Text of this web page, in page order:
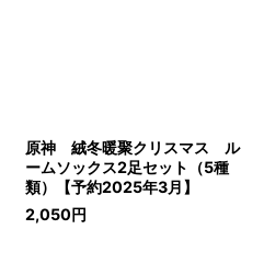
原神 絨冬暖聚クリスマス ル
ームソックス2足セット（5種
類）【予約2025年3月】
2,050円